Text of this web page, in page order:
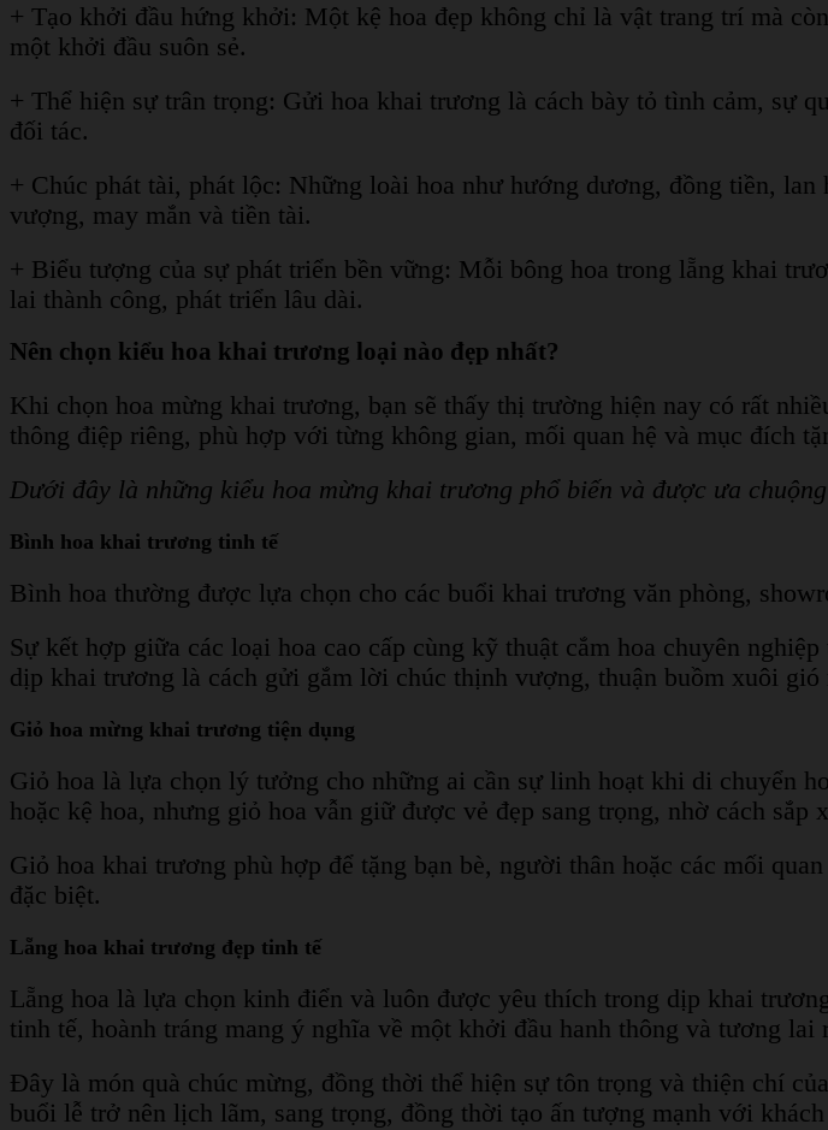
+ Tạo khởi đầu hứng khởi: Một kệ hoa đẹp không chỉ là vật trang trí mà
một khởi đầu suôn sẻ.
+ Thể hiện sự trân trọng: Gửi hoa khai trương là cách bày tỏ tình cảm, sự
đối tác.
+ Chúc phát tài, phát lộc: Những loài hoa như hướng dương, đồng tiền,
vượng, may mắn và tiền tài.
+ Biểu tượng của sự phát triển bền vững: Mỗi bông hoa trong lẵng khai
lai thành công, phát triển lâu dài.
Nên chọn kiểu hoa khai trương loại nào đẹp nhất?
Khi chọn hoa mừng khai trương, bạn sẽ thấy thị trường hiện nay có rất
thông điệp riêng, phù hợp với từng không gian, mối quan hệ và mục đích
Dưới đây là những kiểu hoa mừng khai trương phổ biến và được ưa
Bình hoa khai trương tinh tế
Bình hoa thường được lựa chọn cho các buổi khai trương văn phòng,
Sự kết hợp giữa các loại hoa cao cấp cùng kỹ thuật cắm hoa chuyên
dịp khai trương là cách gửi gắm lời chúc thịnh vượng, thuận buồm xuôi gió
Giỏ hoa mừng khai trương tiện dụng
Giỏ hoa là lựa chọn lý tưởng cho những ai cần sự linh hoạt khi di chuyển
hoặc kệ hoa, nhưng giỏ hoa vẫn giữ được vẻ đẹp sang trọng, nhờ cách sắp
Giỏ hoa khai trương phù hợp để tặng bạn bè, người thân hoặc các mối
đặc biệt.
Lẵng hoa khai trương đẹp tinh tế
Lẵng hoa là lựa chọn kinh điển và luôn được yêu thích trong dịp khai
tinh tế, hoành tráng mang ý nghĩa về một khởi đầu hanh thông và tương lai
Đây là món quà chúc mừng, đồng thời thể hiện sự tôn trọng và thiện chí
buổi lễ trở nên lịch lãm, sang trọng, đồng thời tạo ấn tượng mạnh với